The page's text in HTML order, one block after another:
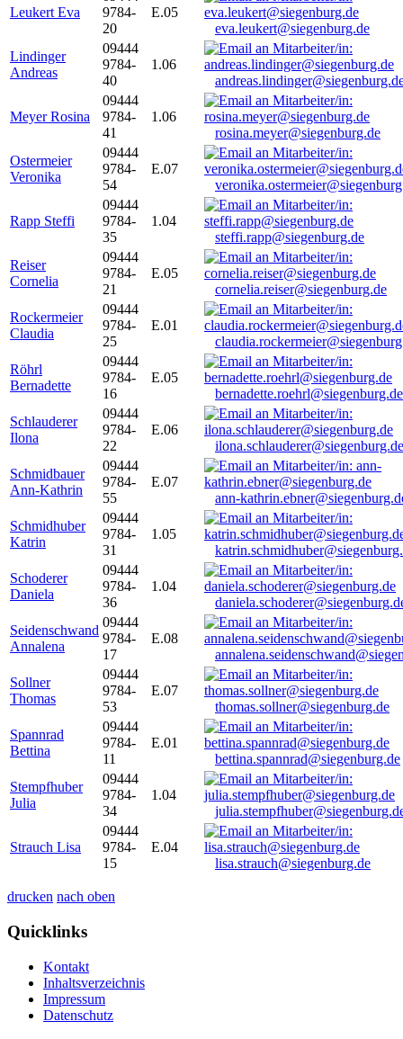
Leukert Eva
9784-
20
E.05
eva.leukert@siegenburg.de
Lindinger
Andreas
09444
9784-
40
1.06
Meyer Rosina
09444
9784-
41
1.06
rosina.meyer@siegenburg.de
Ostermeier
Veronika
09444
9784-
54
E.07
Rapp Steffi
09444
9784-
35
1.04
steffi.rapp@siegenburg.de
Reiser
Cornelia
09444
9784-
21
E.05
cornelia.reiser@siegenburg.de
Rockermeier
Claudia
09444
9784-
25
E.01
Röhrl
Bernadette
09444
9784-
16
E.05
bernadette.roehrl@siegenburg.de
Schlauderer
Ilona
09444
9784-
22
E.06
ilona.schlauderer@siegenburg.de
Schmidbauer
Ann-Kathrin
09444
9784-
55
E.07
ann-
Schmidhuber
Katrin
09444
9784-
31
1.05
Schoderer
Daniela
09444
9784-
36
1.04
Seidenschwand
Annalena
09444
9784-
17
E.08
Sollner
Thomas
09444
9784-
53
E.07
thomas.sollner@siegenburg.de
Spannrad
Bettina
09444
9784-
11
E.01
bettina.spannrad@siegenburg.de
Stempfhuber
Julia
09444
9784-
34
1.04
Strauch Lisa
09444
9784-
15
E.04
lisa.strauch@siegenburg.de
drucken nach oben
Quicklinks
Kontakt
Inhaltsverzeichnis
Impressum
Datenschutz